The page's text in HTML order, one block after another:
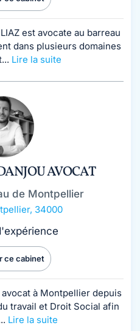
est avocate au barreau
dans plusieurs domaines
Lire la suite
AVOCAT
de Montpellier
34000
ce cabinet
à Montpellier depuis
travail et Droit Social afin
Lire la suite